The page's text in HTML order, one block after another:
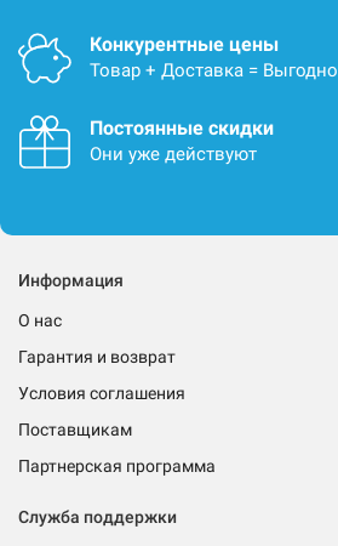
Конкурентные цены
Товар + Доставка = Выгодно
Постоянные скидки
Они уже действуют
Информация
О нас
Гарантия и возврат
Условия соглашения
Поставщикам
Партнерская программа
Служба поддержки